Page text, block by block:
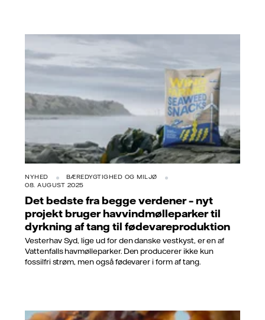
NYHED
BÆREDYGTIGHED OG MILJØ
08. AUGUST 2025
Det bedste fra begge verdener – nyt
projekt bruger havvindmølleparker til
dyrkning af tang til fødevareproduktion
Vesterhav Syd, lige ud for den danske vestkyst, er en af
Vattenfalls havmølleparker. Den producerer ikke kun
fossilfri strøm, men også fødevarer i form af tang.